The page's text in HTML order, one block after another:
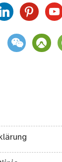
pinterest
weixin komoot